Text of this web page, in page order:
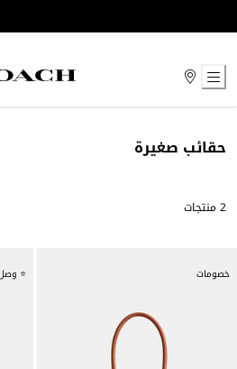
to
حقائب صغيرة
2 منتجات
خصومات ⭐